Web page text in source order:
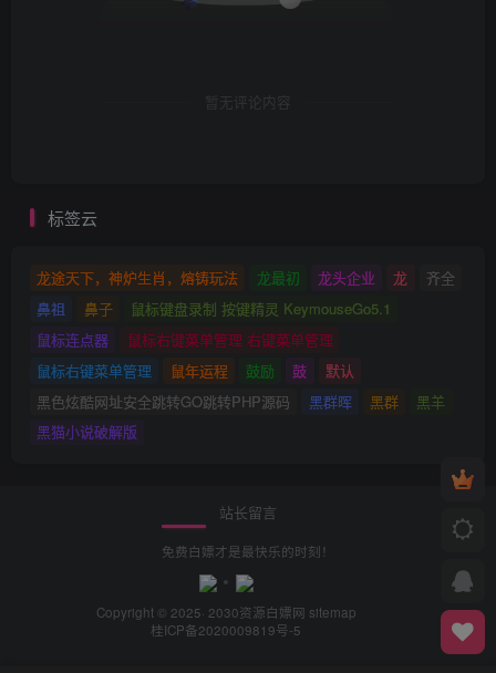
暂无评论内容
标签云
龙途天下，神炉生肖，熔铸玩法 龙最初 龙头企业 龙
齐全
鼻祖
鼻子
鼠标键盘录制 按键精灵 KeymouseGo5.1
鼠标连点器
鼠标右键菜单管理 右键菜单管理
鼠标右键菜单管理
鼠年运程 鼓励 鼓
默认
黑色炫酷网址安全跳转GO跳转PHP源码
黑群晖 黑群
黑羊
黑猫小说破解版
站长留言
免费白嫖才是最快乐的时刻！
Copyright © 2025· 2030资源白嫖网 sitemap
桂ICP备2020009819号-5